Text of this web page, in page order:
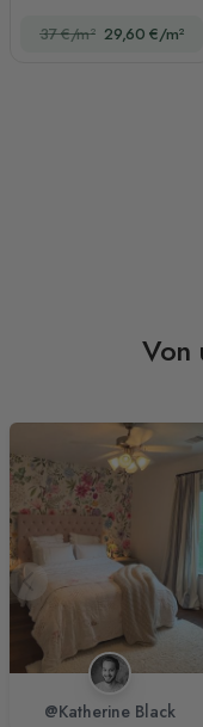
37 €/m² 29,60 €/m²
Von
@Katherine Black